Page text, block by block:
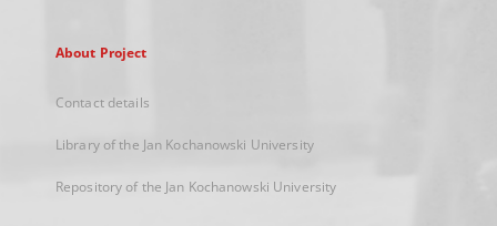
About Project
Contact details
Library of the Jan Kochanowski University
Repository of the Jan Kochanowski University